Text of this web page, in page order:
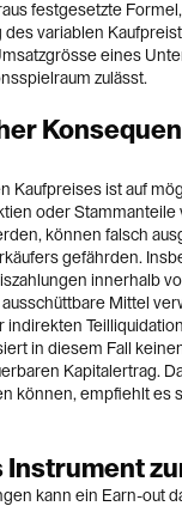
festgesetzte
des variablen
eines
zulässt.
Kaufpreises ist auf
oder
können falsch
gefährden.
innerhalb
Mittel
in diesem Fall
Kapitalertrag.
können, empfiehlt es
Instrument
kann ein Earn-out